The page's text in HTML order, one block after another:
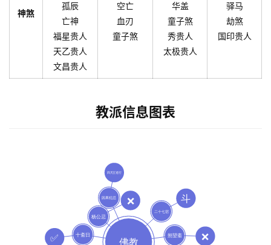
神煞
孤辰
亡神
福星贵人
天乙贵人
文昌贵人
空亡
血刃
童子煞
华盖
童子煞
秀贵人
太极贵人
驿马
劫煞
国印贵人
教派信息图表